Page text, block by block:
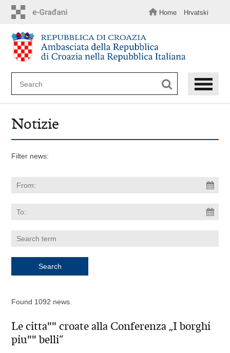
content
Home Hrvatski
Notizie
Filter news:
Found 1092 news.
Le citta"" croate alla Conferenza „I borghi
piu"" belli“